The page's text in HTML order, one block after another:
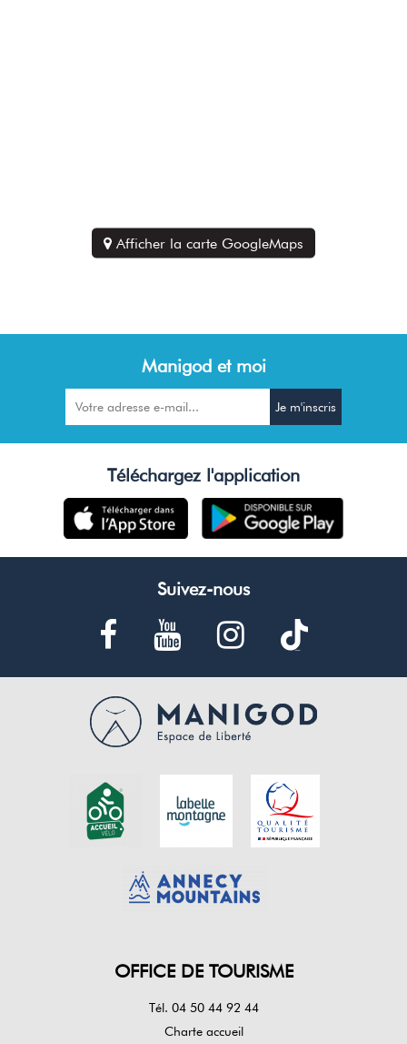
Afficher la carte GoogleMaps
Manigod et moi
Suivez-nous
Téléchargez l'application
OFFICE DE TOURISME
Tél. 04 50 44 92 44
Charte accueil